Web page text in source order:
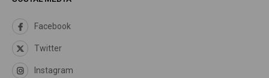
Facebook
Twitter
Instagram